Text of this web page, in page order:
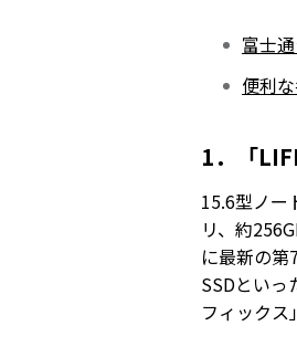
富士
便利
1．「
15.6型ノー
リ、約
に最新の
SSDといっ
フィックス